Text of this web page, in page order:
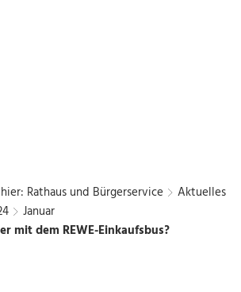
Rathaus und Bürgerservice
Aktuelles
Januar
mit dem REWE-Einkaufsbus?